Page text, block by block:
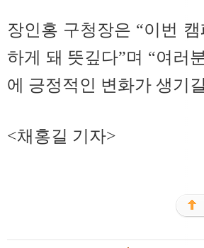
장인홍 구청장은 “이번
하게 돼 뜻깊다”며 “여러
에 긍정적인 변화가 생기
<채홍길 기자>